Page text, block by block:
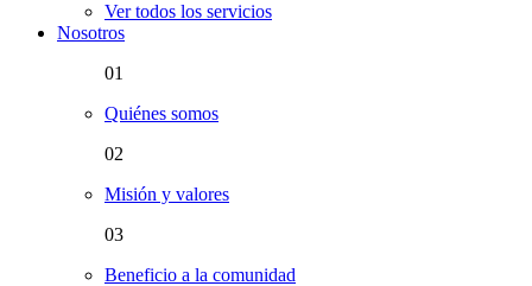
Ver todos los servicios
Nosotros
01
Quiénes somos
02
Misión y valores
03
Beneficio a la comunidad